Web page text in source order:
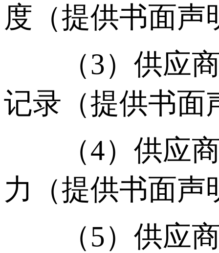
度（提供书面声
（3）供应商
记录（提供书面
（4）供应商
力（提供书面声
（5）供应商